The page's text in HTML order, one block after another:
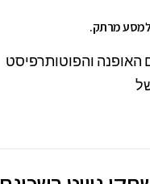
והפוטותרפיסט